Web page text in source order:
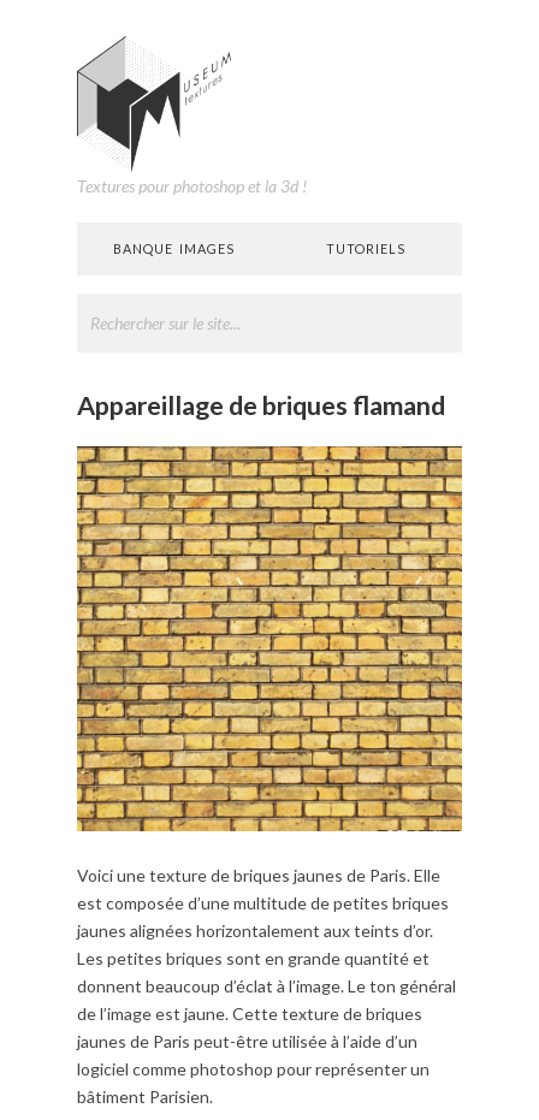
Textures pour photoshop et la 3d !
BANQUE IMAGES TUTORIELS
Appareillage de briques flamand
Voici une texture de briques jaunes de Paris. Elle
est composée d’une multitude de petites briques
jaunes alignées horizontalement aux teints d’or.
Les petites briques sont en grande quantité et
donnent beaucoup d’éclat à l’image. Le ton général
de l’image est jaune. Cette texture de briques
jaunes de Paris peut-être utilisée à l’aide d’un
logiciel comme photoshop pour représenter un
bâtiment Parisien.